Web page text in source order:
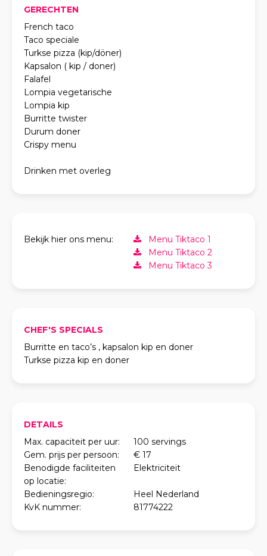
GERECHTEN
French taco
Taco speciale
Turkse pizza (kip/döner)
Kapsalon ( kip / doner)
Falafel
Lompia vegetarische
Lompia kip
Burritte twister
Durum doner
Crispy menu
Drinken met overleg
Bekijk hier ons menu:
Menu Tiktaco 1
Menu Tiktaco 2
Menu Tiktaco 3
CHEF'S SPECIALS
Burritte en taco’s , kapsalon kip en doner
Turkse pizza kip en doner
DETAILS
Max. capaciteit per uur:
100 servings
Gem. prijs per persoon:
€ 17
Benodigde faciliteiten
op locatie:
Elektriciteit
Bedieningsregio:
Heel Nederland
KvK nummer:
81774222